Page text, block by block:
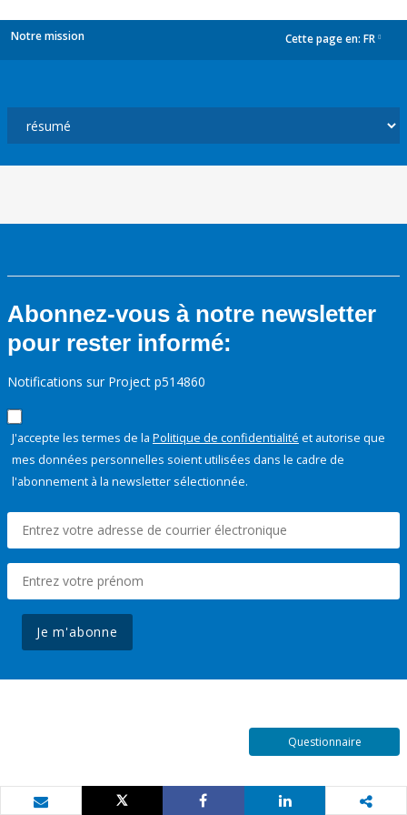
Notre mission Cette page en: FR
Abonnez-vous à notre newsletter
pour rester informé:
Notifications sur Project p514860
J'accepte les termes de la Politique de confidentialité et autorise que
mes données personnelles soient utilisées dans le cadre de
l'abonnement à la newsletter sélectionnée.
Je m'abonne
Questionnaire